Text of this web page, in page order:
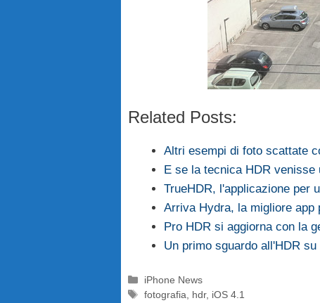
Related Posts:
Altri esempi di foto scattate
E se la tecnica HDR
TrueHDR, l'applicazione per
Arriva Hydra, la migliore app
Pro HDR si aggiorna con la
Un primo sguardo all'HDR su
Categorie
iPhone News
Tag
fotografia hdr, iOS 4.1